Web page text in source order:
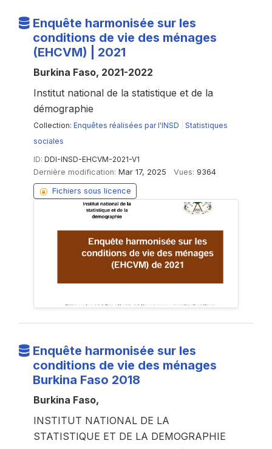
Enquête harmonisée sur les
conditions de vie des ménages
(EHCVM) | 2021
Burkina Faso, 2021-2022
Institut national de la statistique et de la
démographie
Collection: Enquêtes réalisées par l'INSD
Statistiques
sociales
ID: DDI-INSD-EHCVM-2021-V1
Dernière modification: Mar 17, 2025 Vues: 9364
Fichiers sous licence
Enquête harmonisée sur les
conditions de vie des ménages
Burkina Faso 2018
Burkina Faso,
INSTITUT NATIONAL DE LA
STATISTIQUE ET DE LA DEMOGRAPHIE